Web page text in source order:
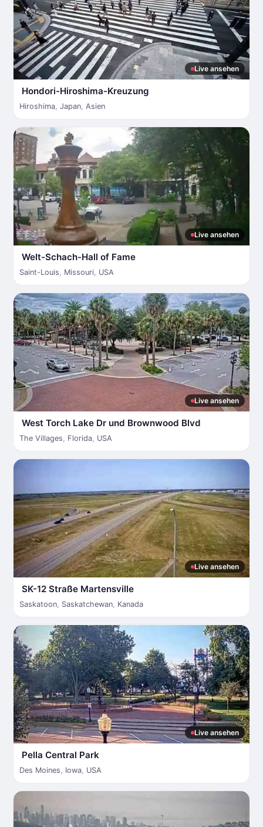
Live ansehen
Hondori-Hiroshima-Kreuzung
Hiroshima, Japan, Asien
Live ansehen
Welt-Schach-Hall of Fame
Saint-Louis, Missouri, USA
Live ansehen
West Torch Lake Dr und Brownwood Blvd
The Villages, Florida, USA
Live ansehen
SK-12 Straße Martensville
Saskatoon, Saskatchewan, Kanada
Live ansehen
Pella Central Park
Des Moines, Iowa, USA